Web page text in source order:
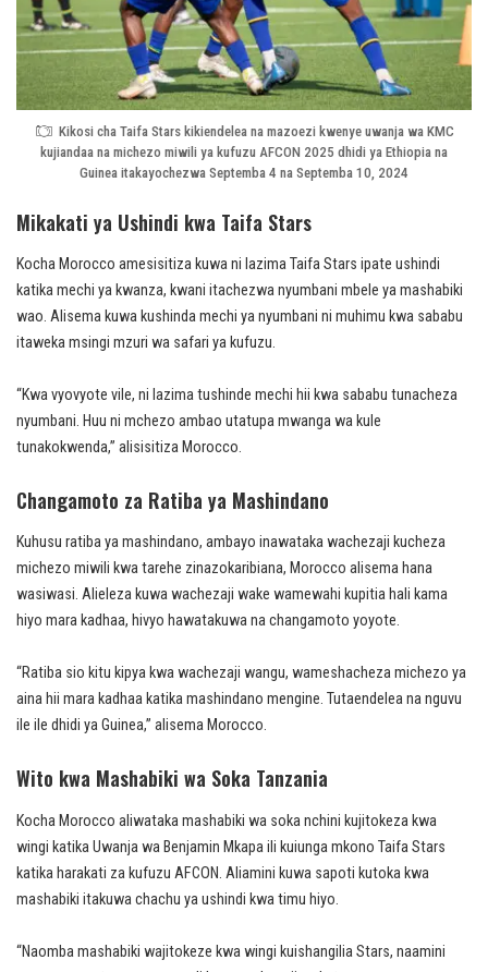
Kikosi cha Taifa Stars kikiendelea na mazoezi kwenye uwanja wa KMC
kujiandaa na michezo miwili ya kufuzu AFCON 2025 dhidi ya Ethiopia na
Guinea itakayochezwa Septemba 4 na Septemba 10, 2024
Mikakati ya Ushindi kwa Taifa Stars
Kocha Morocco amesisitiza kuwa ni lazima Taifa Stars ipate ushindi
katika mechi ya kwanza, kwani itachezwa nyumbani mbele ya mashabiki
wao. Alisema kuwa kushinda mechi ya nyumbani ni muhimu kwa sababu
itaweka msingi mzuri wa safari ya kufuzu.
“Kwa vyovyote vile, ni lazima tushinde mechi hii kwa sababu tunacheza
nyumbani. Huu ni mchezo ambao utatupa mwanga wa kule
tunakokwenda,” alisisitiza Morocco.
Changamoto za Ratiba ya Mashindano
Kuhusu ratiba ya mashindano, ambayo inawataka wachezaji kucheza
michezo miwili kwa tarehe zinazokaribiana, Morocco alisema hana
wasiwasi. Alieleza kuwa wachezaji wake wamewahi kupitia hali kama
hiyo mara kadhaa, hivyo hawatakuwa na changamoto yoyote.
“Ratiba sio kitu kipya kwa wachezaji wangu, wameshacheza michezo ya
aina hii mara kadhaa katika mashindano mengine. Tutaendelea na nguvu
ile ile dhidi ya Guinea,” alisema Morocco.
Wito kwa Mashabiki wa Soka Tanzania
Kocha Morocco aliwataka mashabiki wa soka nchini kujitokeza kwa
wingi katika Uwanja wa Benjamin Mkapa ili kuiunga mkono Taifa Stars
katika harakati za kufuzu AFCON. Aliamini kuwa sapoti kutoka kwa
mashabiki itakuwa chachu ya ushindi kwa timu hiyo.
“Naomba mashabiki wajitokeze kwa wingi kuishangilia Stars, naamini